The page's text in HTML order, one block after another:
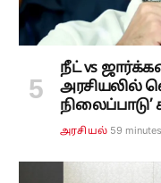
நீட் vs
அரசியலில்
நிலைப்பாடு’
அரசியல் 59